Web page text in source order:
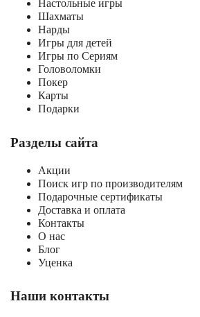
Настольные игры
Шахматы
Нарды
Игры для детей
Игры по Сериям
Головоломки
Покер
Карты
Подарки
Разделы сайта
Акции
Поиск игр по производителям
Подарочные сертификаты
Доставка и оплата
Контакты
О нас
Блог
Уценка
Наши контакты